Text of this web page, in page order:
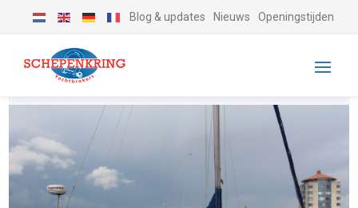
Blog & updates Nieuws Openingstijden